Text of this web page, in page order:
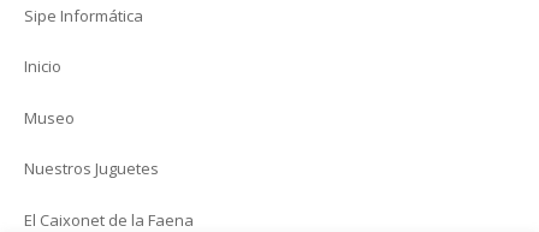
Sipe Informática
Inicio
Museo
Nuestros Juguetes
El Caixonet de la Faena